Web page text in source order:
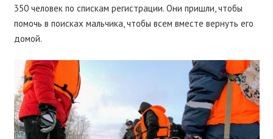
350 человек по спискам регистрации. Они пришли, чтобы
помочь в поисках мальчика, чтобы всем вместе вернуть его
домой.